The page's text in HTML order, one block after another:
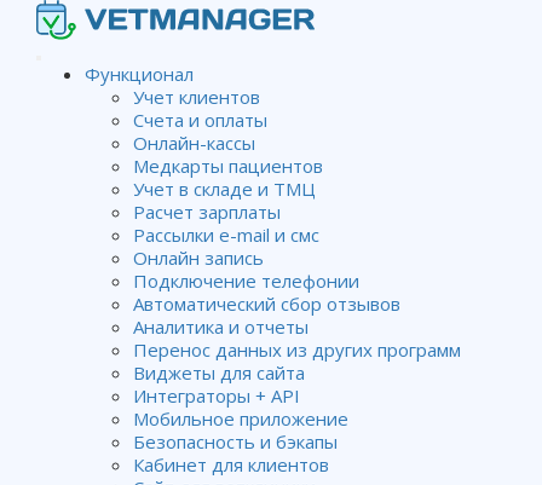
Функционал
Учет клиентов
Счета и оплаты
Онлайн-кассы
Медкарты пациентов
Учет в складе и ТМЦ
Расчет зарплаты
Рассылки e-mail и смс
Онлайн запись
Подключение телефонии
Автоматический сбор отзывов
Аналитика и отчеты
Перенос данных из других программ
Виджеты для сайта
Интеграторы + API
Мобильное приложение
Безопасность и бэкапы
Кабинет для клиентов
автозаполнение
автозаполнение
Автозаполнение ответственного в
счетах и медкартах